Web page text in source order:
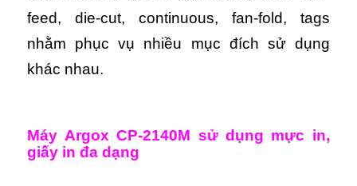
feed, die-cut, continuous, fan-fold, tags
nhằm phục vụ nhiều mục đích sử dụng
khác nhau.
Máy Argox CP-2140M sử dụng mực in,
giấy in đa dạng